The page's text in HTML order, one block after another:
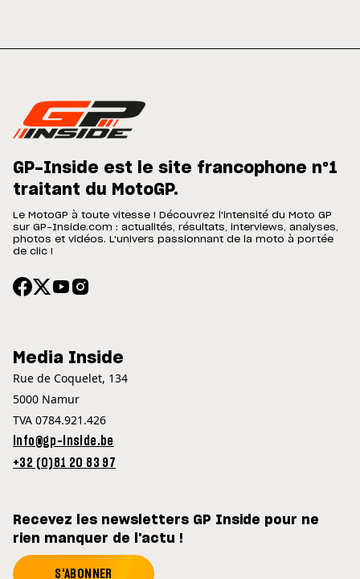
GP-Inside est le site francophone n°1
traitant du MotoGP.
Le MotoGP à toute vitesse ! Découvrez l'intensité du Moto GP
sur GP-Inside.com : actualités, résultats, interviews, analyses,
photos et vidéos. L'univers passionnant de la moto à portée
de clic !
Media Inside
Rue de Coquelet, 134
5000 Namur
TVA 0784.921.426
info@gp-inside.be
+32 (0)81 20 83 97
Recevez les newsletters GP Inside pour ne
rien manquer de l'actu !
S'ABONNER